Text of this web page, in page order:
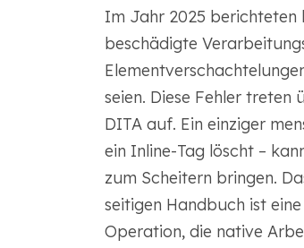
Im Jahr 2025 berichteten
beschädigte
seien. Diese Fehler
DITA auf. Ein einziger
ein Inline-Tag löscht –
zum Scheitern bringen.
seitigen Handbuch ist
Operation, die native